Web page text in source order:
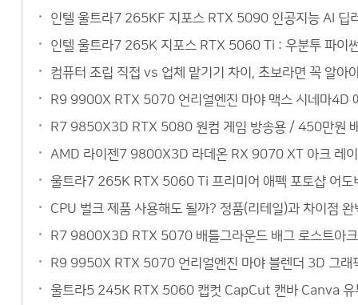
인텔 울트라7 265KF 지포스 RTX 5090 인공지능 AI 딥
인텔 울트라7 265K 지포스 RTX 5060 Ti : 우분투 파이
컴퓨터 조립 직접 vs 업체 맡기기 차이, 초보라면 꼭 알아
R9 9900X RTX 5070 언리얼엔진 마야 맥스 시네마4D
R7 9850X3D RTX 5080 원컴 게임 방송용 / 450만원
AMD 라이젠7 9800X3D 라데온 RX 9070 XT 아크 레
울트라7 265K RTX 5060 Ti 프리미어 애펙 포토샵 어도
CPU 벌크 제품 사용해도 될까? 정품(리테일)과 차이점
R7 9800X3D RTX 5070 배틀그라운드 배그 로스트아
R9 9950X RTX 5070 언리얼엔진 마야 블렌더 3D 그래
울트라5 245K RTX 5060 캡컷 CapCut 캔바 Canva 유